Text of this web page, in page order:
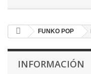
FUNKO POP
INFORMACIÓN